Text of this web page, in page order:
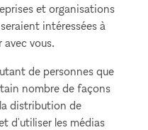
et organisations
intéressées à
avec vous.
de personnes que
nombre de façons
distribution de
d'utiliser les médias